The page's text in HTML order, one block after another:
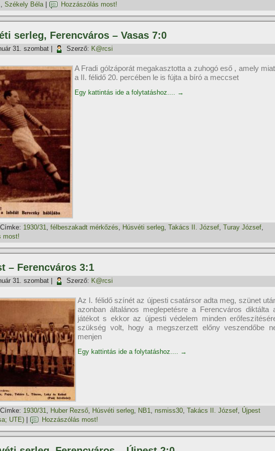
, Székely Béla| Hozzászólás most!
serleg, Ferencváros – Vasas 7:0
31. szombat Szerző: K@rcsi
A Fradi gólzáporát megakasztotta a zuhogó eső , amely
a II. félidő 20. percében le is fújta a bíró a meccset
Egy kattintás ide a folytatáshoz.... →
Címke: 1930/31, félbeszakadt mérkőzés, Húsvéti serleg, Takács II. József, Turay József,
most!
– Ferencváros 3:1
31. szombat Szerző: K@rcsi
Az I. félidő színét az újpesti csatársor adta meg, szünet
azonban általános meglepetésre a Ferencváros diktálta
játékot s ekkor az újpesti védelem minden
szükség volt, hogy a megszerzett előny veszendőbe
menjen
Egy kattintás ide a folytatáshoz.... →
Címke: 1930/31, Huber Rezső, Húsvéti serleg, NB1, nsmiss30, Takács II. József, Újpest
UTE)
Hozzászólás most!